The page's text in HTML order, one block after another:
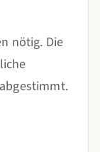
nötig. Die